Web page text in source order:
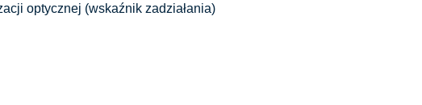
optycznej (wskaźnik zadziałania)